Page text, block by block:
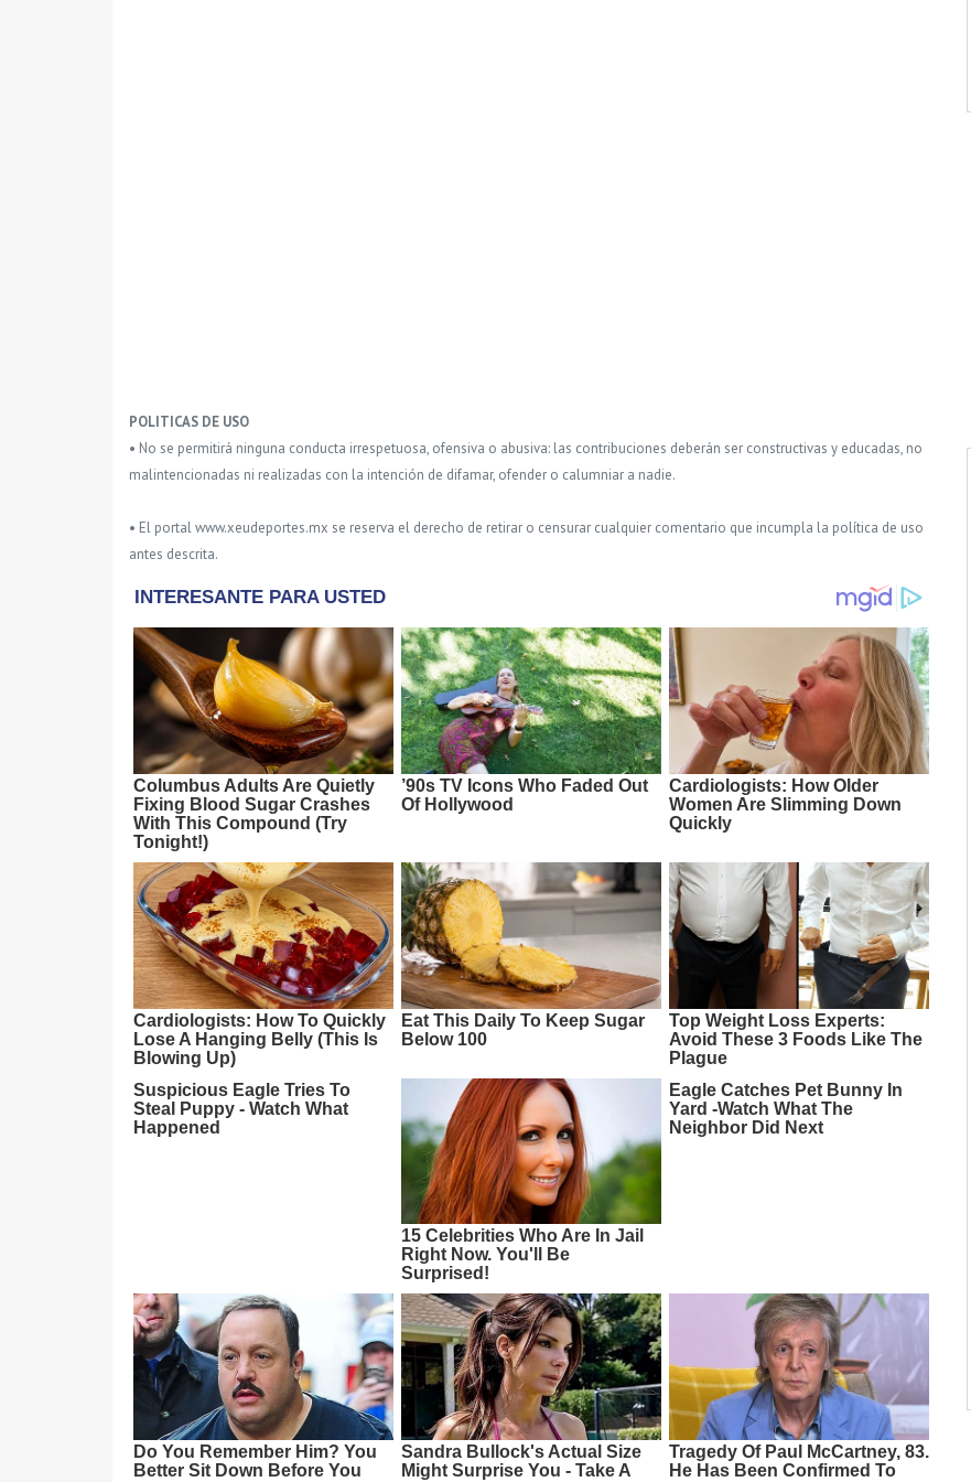
POLITICAS DE USO
• No se permitirá ninguna conducta irrespetuosa, ofensiva o abusiva: las contribuciones deberán ser constructivas y educadas, no
malintencionadas ni realizadas con la intención de difamar, ofender o calumniar a nadie.
• El portal www.xeudeportes.mx se reserva el derecho de retirar o censurar cualquier comentario que incumpla la política de uso
antes descrita.